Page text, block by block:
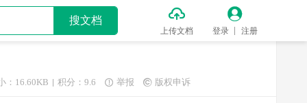
搜文档 
上传文档

登录 注册
：16.60KB 积分：9.6  举报  版权申诉